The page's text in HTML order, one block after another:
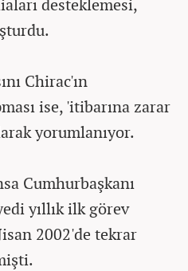
Chirac'ın
ise, 'itibarına zarar
yorumlanıyor.
Cumhurbaşkanı
yıllık ilk görev
2002'de tekrar